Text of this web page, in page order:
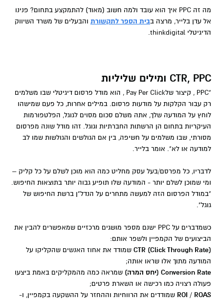
מה זה PPC איך הוא עובד ולמה חשוב (מאוד) להתמקצע בתחום? פנינו
אל עדן בלייר, מרצה בבית הספר לתקשורת והבעלים של משרד השיווק
הדיגיטלי thinkdigital.
CTR, PPC ומילים שליליות
"PPC , קיצור שלPay Per Click , הוא מודל פרסום דיגיטלי שבו משלמים
רק עבור הקלקות על מודעות פרסום. במילים אחרות, כל פעם שמישהו
לוחץ על המודעה שלך, אתה משלם סכום מסוים לגוגל, הפלטפורמות
העיקריות בתחום הן הרשתות החברתיות וגוגל. זהו מודל שונה מפרסום
מסורתי, שבו משלמים על חשיפה, בין אם הגולשים והגולשות שמו לב
למודעה או לא". אומר בלייר.
לדבריו, כל מפרסם/בעל עסק מחליט כמה הוא מוכן לשלם על כל קליק –
ומי שמוכן לשלם יותר - המודעה שלו תופיע גבוה יותר בתוצאות החיפוש.
"במודל הפרסום הזה למעשה מתחרים על הנדל"ן ברשת החיפוש של
גוגל".
כשמדברים על PPC ישנם מספר מושגים מרכזיים שמאפשרים להבין את
הביצועים של הקמפיין ולשפר אותם:
CTR (Click Through Rate) שמודד את אחוז האנשים שהקליקו על
המודעה מתוך אלו שראו אותה;
Conversion Rate (יחס המרה)
שמראה כמה מהמקליקים באמת ביצעו
פעולה רצויה כמו רכישה או השארת פרטים;
ROI / ROAS שמודדים את הרווחיות וההחזר על ההשקעה בקמפיין, ו-